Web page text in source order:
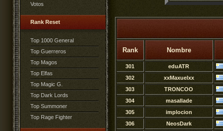
Votos
Rank Reset
Top 1000 General
Top Guerreros
Top Magos
Top Elfas
Top Magic G.
Top Dark Lords
Top Summoner
Top Rage Fighter
Rank Nombre
301
eduATR
302
xxMaxuelxx
303
TRONCOO
304
masallade
305
implocion
306
NeosDark